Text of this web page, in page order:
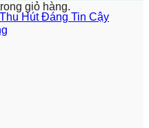
giỏ hàng.